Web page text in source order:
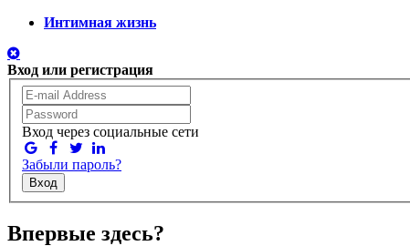
Интимная жизнь
Вход или регистрация
Вход через социальные сети
Забыли пароль?
Вход
Впервые здесь?